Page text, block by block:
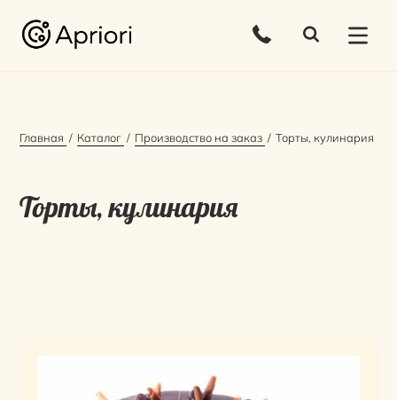
Главная Каталог Производство на заказ Торты, кулинария
Торты, кулинария